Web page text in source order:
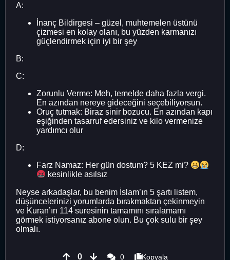
A:
İnanç Bildirgesi – güzel, muhtemelen üstünü
çizmesi en kolay olanı, bu yüzden karmanızı
güçlendirmek için iyi bir şey
B:
C:
Zorunlu Verme: Meh, temelde daha fazla vergi.
En azından nereye gideceğini seçebiliyorsun.
Oruç tutmak: Biraz sinir bozucu. En azından kapı
eşiğinden tasarruf edersiniz ve kilo vermenize
yardımcı olur
D:
Farz Namaz: Her gün dostum? 5 KEZ mi?
kesinlikle asılsız
Neyse arkadaşlar, bu benim İslam’ın 5 şartı listem,
düşüncelerinizi yorumlarda bırakmaktan çekinmeyin
ve Kuran’ın 114 suresinin tamamını sıralamamı
görmek istiyorsanız abone olun. Bu çok sulu bir şey
olmalı.
0 0
Kopyala